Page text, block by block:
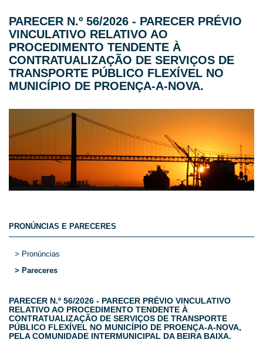
PARECER N.º 56/2026 - PARECER PRÉVIO
VINCULATIVO RELATIVO AO
PROCEDIMENTO TENDENTE À
CONTRATUALIZAÇÃO DE SERVIÇOS DE
TRANSPORTE PÚBLICO FLEXÍVEL NO
MUNICÍPIO DE PROENÇA-A-NOVA.
PRONÚNCIAS E PARECERES
> Pronúncias
> Pareceres
PARECER N.º 56/2026 - PARECER PRÉVIO VINCULATIVO
RELATIVO AO PROCEDIMENTO TENDENTE À
CONTRATUALIZAÇÃO DE SERVIÇOS DE TRANSPORTE
PÚBLICO FLEXÍVEL NO MUNICÍPIO DE PROENÇA-A-NOVA,
PELA COMUNIDADE INTERMUNICIPAL DA BEIRA BAIXA.